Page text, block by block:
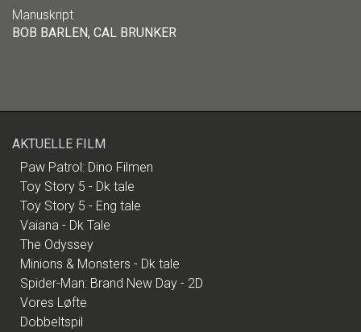
Manuskript
BOB BARLEN, CAL BRUNKER
AKTUELLE FILM
Paw Patrol: Dino Filmen
Toy Story 5 - Dk tale
Toy Story 5 - Eng tale
Vaiana - Dk Tale
The Odyssey
Minions & Monsters - Dk tale
Spider-Man: Brand New Day - 2D
Vores Løfte
Dobbeltspil